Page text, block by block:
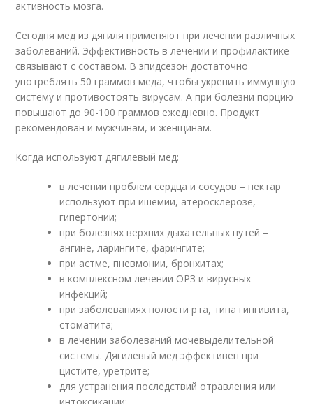
активность мозга.
Сегодня мед из дягиля применяют при лечении различных
заболеваний. Эффективность в лечении и профилактике
связывают с составом. В эпидсезон достаточно
употреблять 50 граммов меда, чтобы укрепить иммунную
систему и противостоять вирусам. А при болезни порцию
повышают до 90-100 граммов ежедневно. Продукт
рекомендован и мужчинам, и женщинам.
Когда используют дягилевый мед:
в лечении проблем сердца и сосудов – нектар
используют при ишемии, атеросклерозе,
гипертонии;
при болезнях верхних дыхательных путей –
ангине, ларингите, фарингите;
при астме, пневмонии, бронхитах;
в комплексном лечении ОРЗ и вирусных
инфекций;
при заболеваниях полости рта, типа гингивита,
стоматита;
в лечении заболеваний мочевыделительной
системы. Дягилевый мед эффективен при
цистите, уретрите;
для устранения последствий отравления или